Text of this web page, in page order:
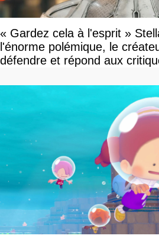
« Gardez cela à l'esprit »
l'énorme polémique, le
défendre et répond aux